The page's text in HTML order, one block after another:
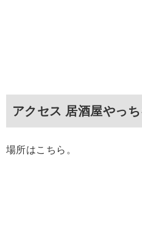
アクセス 居酒屋やっ
場所はこちら。